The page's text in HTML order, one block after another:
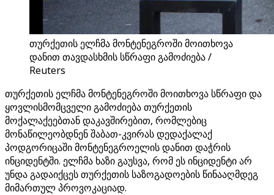
თურქეთის ელჩმა მონტენეგროში მოითხოვა
დანით თავდასხმის სწრაფი გამოძიება /
Reuters
თურქეთის ელჩმა მონტენეგროში მოითხოვა სწრაფი და
ყოვლისმომცველი გამოძიება თურქეთის
მოქალაქეებთან დაკავშირებით, რომლებიც
მონაწილეობდნენ შაბათ-კვირას დედაქალაქ
პოდგორიცაში მონტენეგროელის დანით დაჭრის
ინციდენტში. ელჩმა ხაზი გაუსვა, რომ ეს ინციდენტი არ
უნდა გადაიქცეს თურქეთის საზოგადოების წინააღმდეგ
მიმართულ პროვოკაციად.